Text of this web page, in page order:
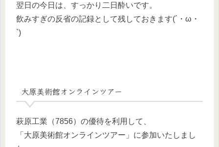
翌日の今日は、すっかり二日酔いです。
飲みすぎの反省の記録として残しておきます(´・ω・
`)
大原美術館オンラインツアー
萩原工業（7856）の優待を利用して、
「大原美術館オンラインツアー」に参加いたしまし